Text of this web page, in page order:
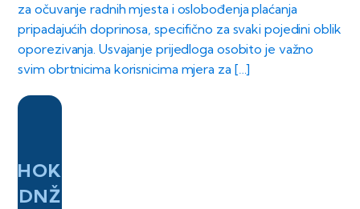
za očuvanje radnih mjesta i oslobođenja plaćanja
pripadajućih doprinosa, specifično za svaki pojedini oblik
oporezivanja. Usvajanje prijedloga osobito je važno
svim obrtnicima korisnicima mjera za […]
HOK
DNŽ